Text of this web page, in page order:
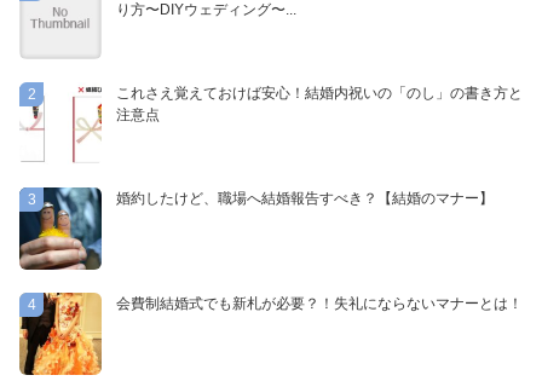
り方〜DIYウェディング〜...
2
これさえ覚えておけば安心！結婚内祝いの「のし」の書き方と
注意点
3 婚約したけど、職場へ結婚報告すべき？【結婚のマナー】
4 会費制結婚式でも新札が必要？！失礼にならないマナーとは！